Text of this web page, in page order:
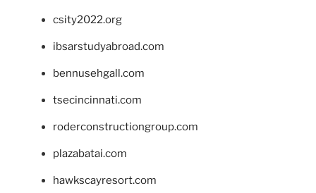
csity2022.org
ibsarstudyabroad.com
bennusehgall.com
tsecincinnati.com
roderconstructiongroup.com
plazabatai.com
hawkscayresort.com